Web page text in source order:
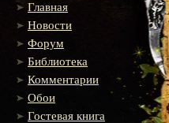
Главная
Новости
Форум
Библиотека
Комментарии
Обои
Гостевая книга